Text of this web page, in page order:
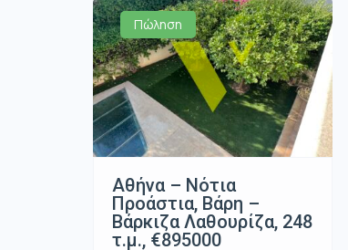
Πώληση
Αθήνα – Νότια
Προάστια, Βάρη –
Βάρκιζα Λαθουρίζα, 248
τ.μ., €895000